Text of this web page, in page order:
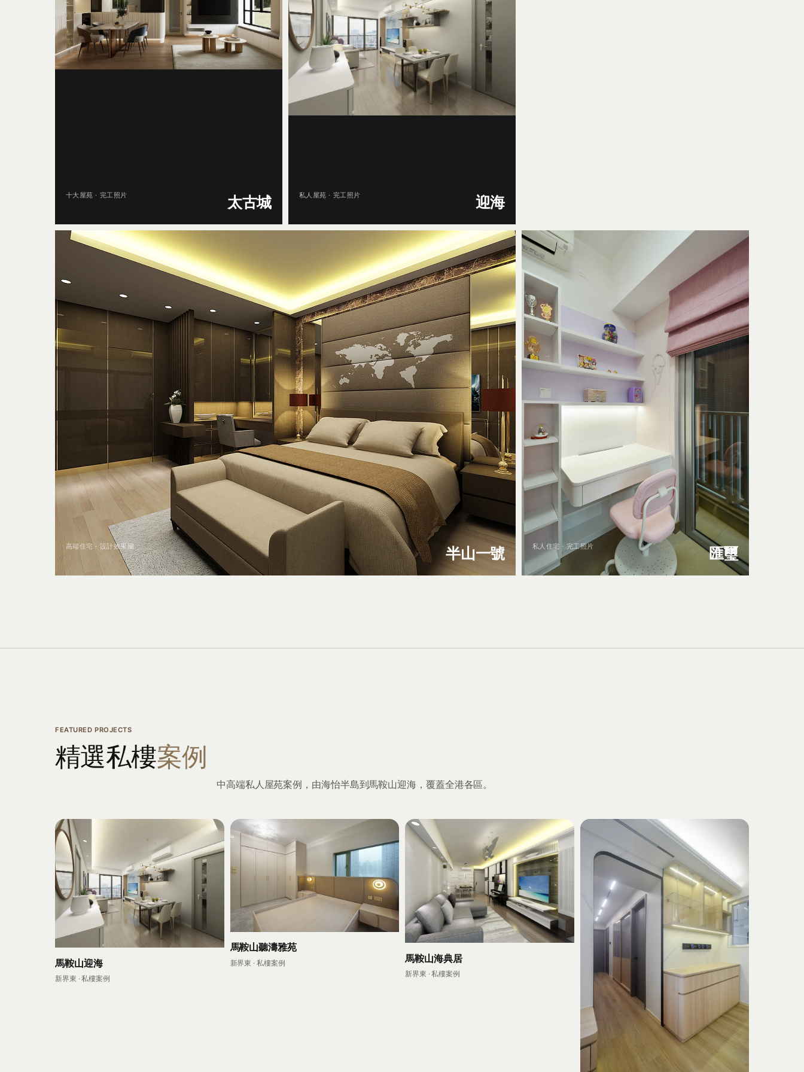
十大屋苑 · 完工照片 太古城 私人屋苑 · 完工照片 迎海
高端住宅 · 設計效果圖 半山一號 私人住宅 · 完工照片 匯璽
FEATURED PROJECTS
精選私樓案例
中高端私人屋苑案例，由海怡半島到馬鞍山迎海，覆蓋全港各區。
馬鞍山迎海
新界東 · 私樓案例
馬鞍山聽濤雅苑
新界東 · 私樓案例 馬鞍山海典居
新界東 · 私樓案例